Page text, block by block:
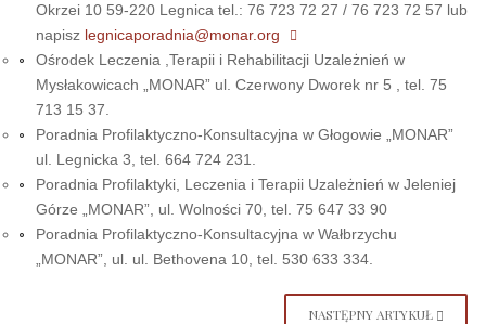
Okrzei 10 59-220 Legnica tel.: 76 723 72 27 / 76 723 72 57 lub
napisz legnicaporadnia@monar.org
Ośrodek Leczenia ,Terapii i Rehabilitacji Uzależnień w
Mysłakowicach „MONAR” ul. Czerwony Dworek nr 5 , tel. 75
713 15 37.
Poradnia Profilaktyczno-Konsultacyjna w Głogowie „MONAR”
ul. Legnicka 3, tel. 664 724 231.
Poradnia Profilaktyki, Leczenia i Terapii Uzależnień w Jeleniej
Górze „MONAR”, ul. Wolności 70, tel. 75 647 33 90
Poradnia Profilaktyczno-Konsultacyjna w Wałbrzychu
„MONAR”, ul. ul. Bethovena 10, tel. 530 633 334.
NASTĘPNY ARTYKUŁ